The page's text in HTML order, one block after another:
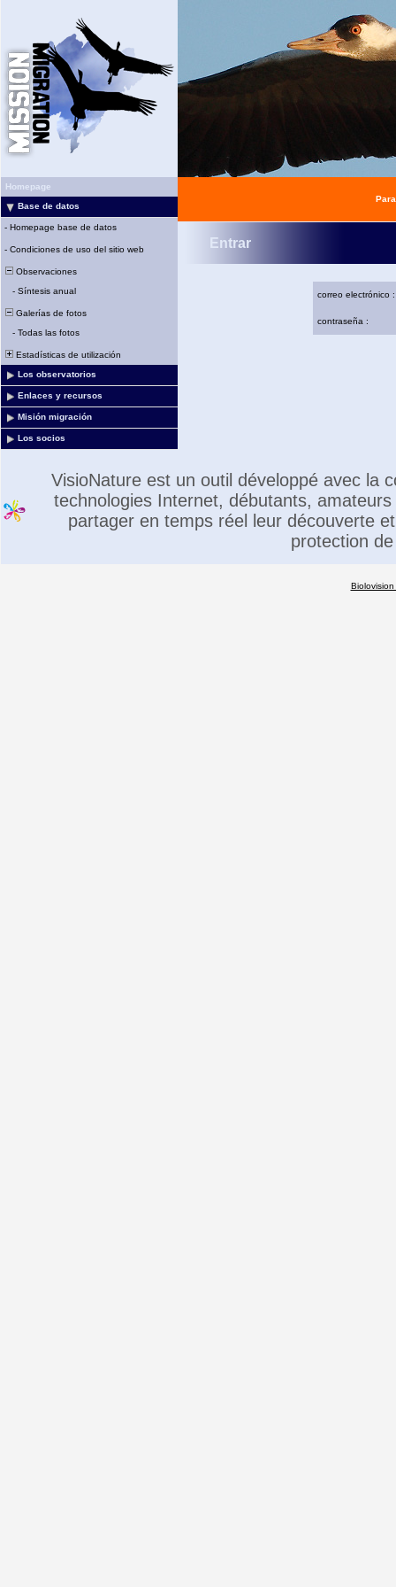
Homepage
Base de datos
- Homepage base de datos
- Condiciones de uso del sitio web
Observaciones
- Síntesis anual
Galerías de fotos
- Todas las fotos
Estadísticas de utilización
Los observatorios
Enlaces y recursos
Misión migración
Los socios
Entrar
correo electrónico :
contraseña :
VisioNature est un outil développé avec la
technologies Internet, débutants,
partager en temps réel leur découverte
protection
Biolovision